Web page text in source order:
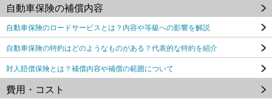
自動車保険の補償内容
自動車保険のロードサービスとは？内容や等級への影響を解説
自動車保険の特約はどのようなものがある？代表的な特約を紹介
対人賠償保険とは？補償内容や補償の範囲について
費用・コスト